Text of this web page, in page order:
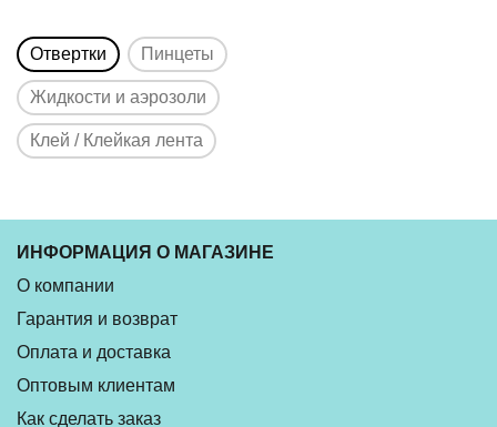
Отвертки Пинцеты
Жидкости и аэрозоли
Клей / Клейкая лента
ИНФОРМАЦИЯ О МАГАЗИНЕ
О компании
Гарантия и возврат
Оплата и доставка
Оптовым клиентам
Как сделать заказ